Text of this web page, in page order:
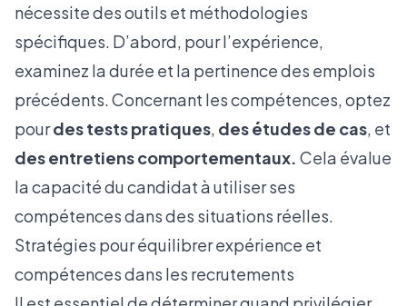
nécessite des outils et méthodologies
spécifiques. D’abord, pour l’expérience,
examinez la durée et la pertinence des emplois
précédents. Concernant les compétences, optez
pourdes tests pratiques, des études de cas, et
des entretiens comportementaux. Cela évalue
la capacité du candidat à utiliser ses
compétences dans des situations réelles.
Stratégies pour équilibrer expérience et
compétences dans les recrutements